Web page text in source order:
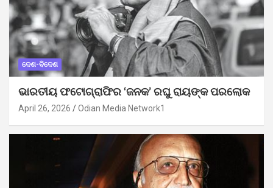
ଦେଶ-ବିଦେଶ
ଭାରତୀୟ ଫଟୋଗ୍ରାଫିର ‘ଜନକ’ ରଘୁ ରାୟଙ୍କ ପରଲୋକ
April 26, 2026 Odian Media Network1